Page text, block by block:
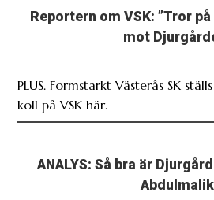
Reportern om VSK: ”Tror
mot
PLUS. Formstarkt Västerås SK
koll på VSK här.
ANALYS: Så bra är
Abdulmalik